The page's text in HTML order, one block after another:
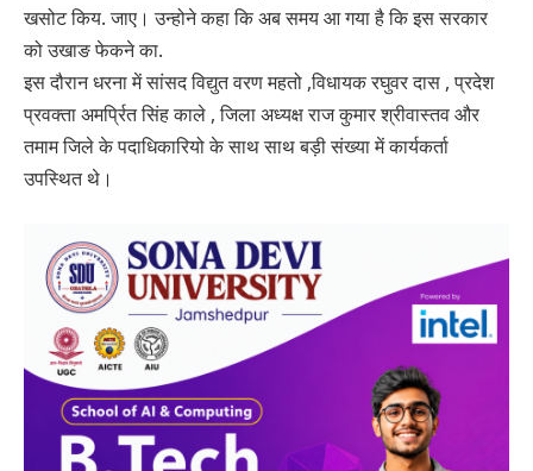
खसोट किय. जाए। उन्होने कहा कि अब समय आ गया है कि इस सरकार
को उखाङ फेकने का.
इस दौरान धरना में सांसद विद्युत वरण महतो ,विधायक रघुवर दास , प्रदेश
प्रवक्ता अमर्प्रित सिंह काले , जिला अध्यक्ष राज कुमार श्रीवास्तव और
तमाम जिले के पदाधिकारियो के साथ साथ बड़ी संख्या में कार्यकर्ता
उपस्थित थे।